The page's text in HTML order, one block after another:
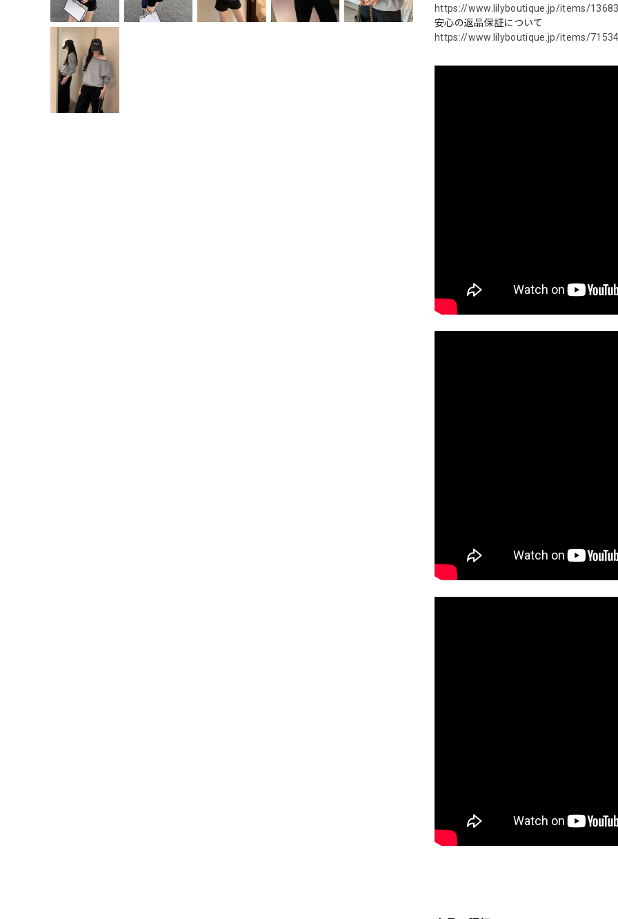
https://www.lilyboutique.jp/items/
安心の返品保証について
https://www.lilyboutique.jp/items/